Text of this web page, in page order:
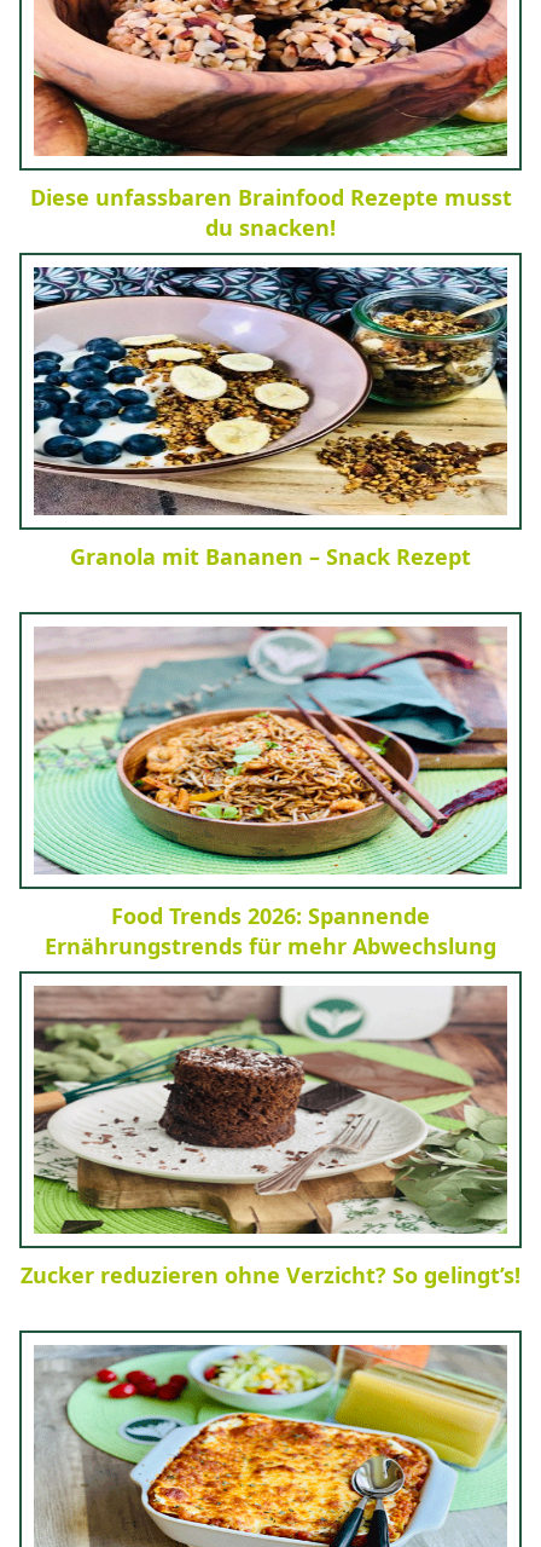
Diese unfassbaren Brainfood Rezepte musst
du snacken!
Granola mit Bananen – Snack Rezept
Food Trends 2026: Spannende
Ernährungstrends für mehr Abwechslung
Zucker reduzieren ohne Verzicht? So gelingt’s!